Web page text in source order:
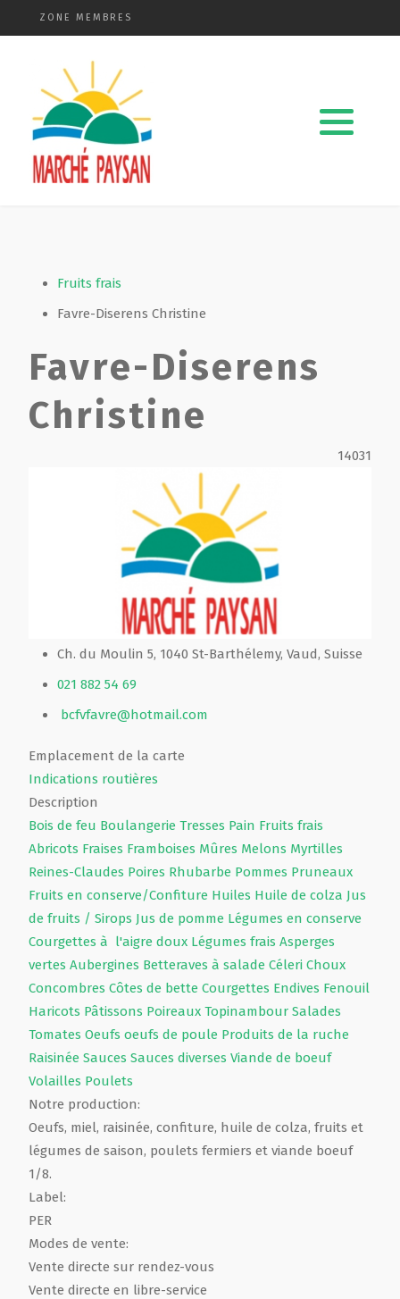
ZONE MEMBRES
Fruits frais
Favre-Diserens Christine
Favre-Diserens
Christine
14031
Ch. du Moulin 5, 1040 St-Barthélemy, Vaud, Suisse
021 882 54 69
bcfvfavre@hotmail.com
Emplacement de la carte
Indications routières
Description
Bois de feu Boulangerie Tresses Pain Fruits frais
Abricots Fraises Framboises Mûres Melons Myrtilles
Reines-Claudes Poires Rhubarbe Pommes Pruneaux
Fruits en conserve/Confiture Huiles Huile de colza Jus
de fruits / Sirops Jus de pomme Légumes en conserve
Courgettes à l'aigre doux Légumes frais Asperges
vertes Aubergines Betteraves à salade Céleri Choux
Concombres Côtes de bette Courgettes Endives Fenouil
Haricots Pâtissons Poireaux Topinambour Salades
Tomates Oeufs oeufs de poule Produits de la ruche
Raisinée Sauces Sauces diverses Viande de boeuf
Volailles Poulets
Notre production:
Oeufs, miel, raisinée, confiture, huile de colza, fruits et
légumes de saison, poulets fermiers et viande boeuf
1/8.
Label:
PER
Modes de vente:
Vente directe sur rendez-vous
Vente directe en libre-service
Qui sommes-nous ?
La charte
Le comité
Devenir membre